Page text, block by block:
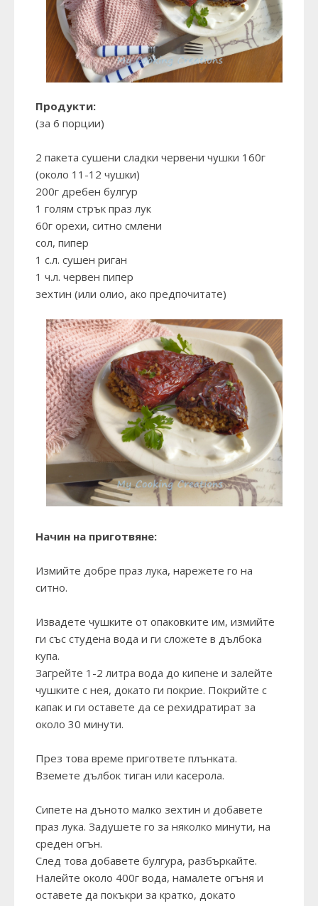
Продукти:
(за 6 порции)
2 пакета сушени сладки червени чушки 160г
(около 11-12 чушки)
200г дребен булгур
1 голям стрък праз лук
60г орехи, ситно смлени
сол, пипер
1 с.л. сушен риган
1 ч.л. червен пипер
зехтин (или олио, ако предпочитате)
Начин на приготвяне:
Измийте добре праз лука, нарежете го на
ситно.
Извадете чушките от опаковките им, измийте
ги със студена вода и ги сложете в дълбока
купа.
Загрейте 1-2 литра вода до кипене и залейте
чушките с нея, докато ги покрие. Покрийте с
капак и ги оставете да се рехидратират за
около 30 минути.
През това време пригответе плънката.
Вземете дълбок тиган или касерола.
Сипете на дъното малко зехтин и добавете
праз лука. Задушете го за няколко минути, на
среден огън.
След това добавете булгура, разбъркайте.
Налейте около 400г вода, намалете огъня и
оставете да покъкри за кратко, докато